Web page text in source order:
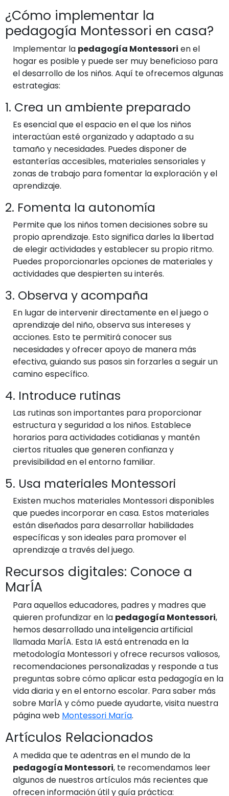
¿Cómo implementar la
pedagogía Montessori en casa?
Implementar la pedagogía Montessori en el
hogar es posible y puede ser muy beneficioso para
el desarrollo de los niños. Aquí te ofrecemos algunas
estrategias:
1. Crea un ambiente preparado
Es esencial que el espacio en el que los niños
interactúan esté organizado y adaptado a su
tamaño y necesidades. Puedes disponer de
estanterías accesibles, materiales sensoriales y
zonas de trabajo para fomentar la exploración y el
aprendizaje.
2. Fomenta la autonomía
Permite que los niños tomen decisiones sobre su
propio aprendizaje. Esto significa darles la libertad
de elegir actividades y establecer su propio ritmo.
Puedes proporcionarles opciones de materiales y
actividades que despierten su interés.
3. Observa y acompaña
En lugar de intervenir directamente en el juego o
aprendizaje del niño, observa sus intereses y
acciones. Esto te permitirá conocer sus
necesidades y ofrecer apoyo de manera más
efectiva, guiando sus pasos sin forzarles a seguir un
camino específico.
4. Introduce rutinas
Las rutinas son importantes para proporcionar
estructura y seguridad a los niños. Establece
horarios para actividades cotidianas y mantén
ciertos rituales que generen confianza y
previsibilidad en el entorno familiar.
5. Usa materiales Montessori
Existen muchos materiales Montessori disponibles
que puedes incorporar en casa. Estos materiales
están diseñados para desarrollar habilidades
específicas y son ideales para promover el
aprendizaje a través del juego.
Recursos digitales: Conoce a
MarÍA
Para aquellos educadores, padres y madres que
quieren profundizar en la pedagogía Montessori,
hemos desarrollado una inteligencia artificial
llamada MarÍA. Esta IA está entrenada en la
metodología Montessori y ofrece recursos valiosos,
recomendaciones personalizadas y responde a tus
preguntas sobre cómo aplicar esta pedagogía en la
vida diaria y en el entorno escolar. Para saber más
sobre MarÍA y cómo puede ayudarte, visita nuestra
página web Montessori María.
Artículos Relacionados
A medida que te adentras en el mundo de la
pedagogía Montessori, te recomendamos leer
algunos de nuestros artículos más recientes que
ofrecen información útil y guía práctica: